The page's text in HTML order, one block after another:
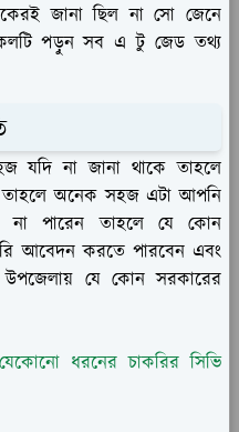
জানা ছিল না সো জেনে
পড়ুন সব এ টু জেড তথ্য
যদি না জানা থাকে তাহলে
অনেক সহজ এটা আপনি
পারেন তাহলে যে কোন
আবেদন করতে পারবেন এবং
উপজেলায় যে কোন সরকারের
ধরনের চাকরির সিভি